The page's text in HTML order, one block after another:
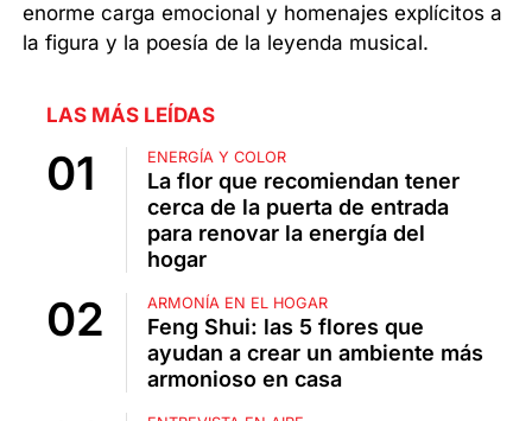
enorme carga emocional y homenajes explícitos a
la figura y la poesía de la leyenda musical.
LAS MÁS LEÍDAS
ENERGÍA Y COLOR
La flor que recomiendan tener
cerca de la puerta de entrada
para renovar la energía del
hogar
ARMONÍA EN EL HOGAR
Feng Shui: las 5 flores que
ayudan a crear un ambiente más
armonioso en casa